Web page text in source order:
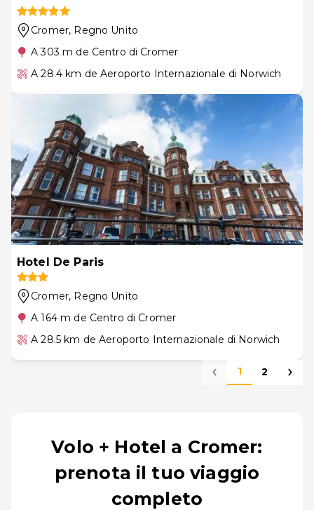
Cromer, Regno Unito
A 303 m de Centro di Cromer
A 28.4 km de Aeroporto Internazionale di Norwich
Hotel De Paris
Cromer, Regno Unito
A 164 m de Centro di Cromer
A 28.5 km de Aeroporto Internazionale di Norwich
1 2
Volo + Hotel a Cromer:
prenota il tuo viaggio
completo